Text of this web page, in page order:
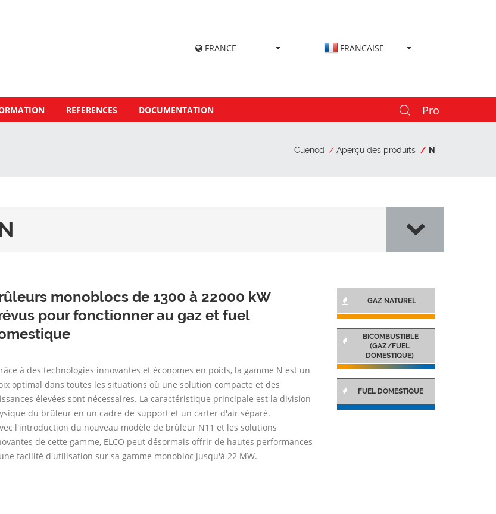
FRANCE FRANCAISE
REFERENCES DOCUMENTATION Pro
Cuenod Aperçu des produits N
monoblocs de 1300 à 22000 kW
pour fonctionner au gaz et fuel
à des technologies innovantes et économes en poids, la gamme N est un
optimal dans toutes les situations où une solution compacte et des
élevées sont nécessaires. La caractéristique principale est la division
du brûleur en un cadre de support et un carter d'air séparé.
l'introduction du nouveau modèle de brûleur N11 et les solutions
de cette gamme, ELCO peut désormais offrir de hautes performances
facilité d'utilisation sur sa gamme monobloc jusqu'à 22 MW.
GAZ NATUREL
BICOMBUSTIBLE
(GAZ/FUEL
DOMESTIQUE)
FUEL DOMESTIQUE